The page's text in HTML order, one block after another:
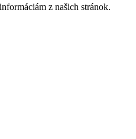
z našich stránok.